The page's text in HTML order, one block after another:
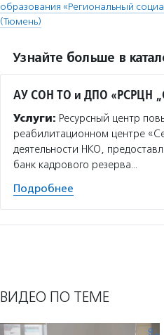
образования «Региональный
(Тюмень)
Узнайте больше в
АУ СОН ТО и ДПО «РСРЦН
Услуги: Ресурсный центр
реабилитационном центре
деятельности НКО,
банк кадрового резерва…
Подробнее
ВИДЕО ПО ТЕМЕ